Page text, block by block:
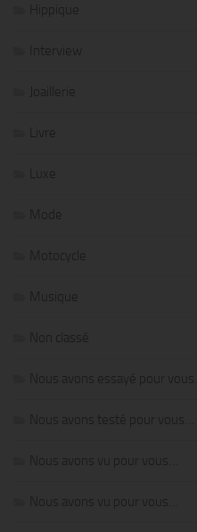
Hippique
Interview
Joaillerie
Livre
Luxe
Mode
Motocycle
Musique
Non classé
Nous avons essayé pour vous…
Nous avons testé pour vous…
Nous avons vu pour vous…
Nous avons vu pour vous…